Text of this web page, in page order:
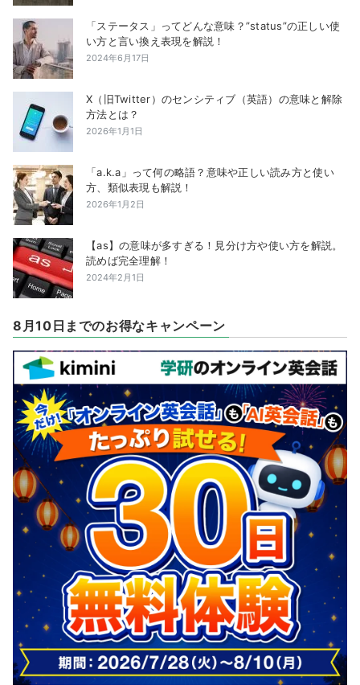
「ステータス」ってどんな意味？”status”の正しい使
い方と言い換え表現を解説！
2024年6月17日
X（旧Twitter）のセンシティブ（英語）の意味と解除
方法とは？
2026年1月1日
「a.k.a」って何の略語？意味や正しい読み方と使い
方、類似表現も解説！
2026年1月2日
【as】の意味が多すぎる！見分け方や使い方を解説。
読めば完全理解！
2024年2月1日
8月10日までのお得なキャンペーン